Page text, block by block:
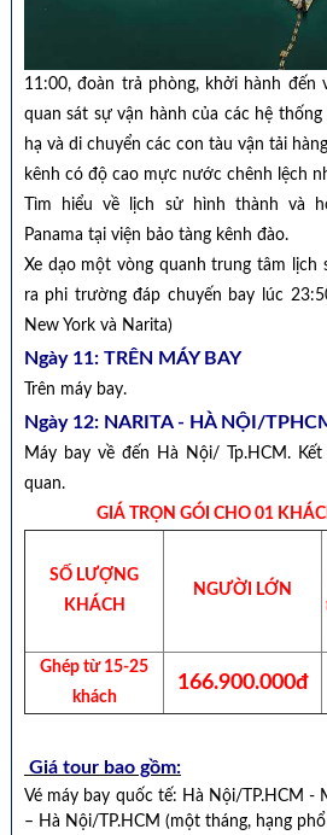
11:00, đoàn trả phòng, khởi hành đến
quan sát sự vận hành của các hệ
hạ và di chuyển các con tàu vận tải
kênh có độ cao mực nước chênh lệch
Tìm hiểu về lịch sử hình thành và
Panama tại viện bảo tàng kênh đào.
Xe dạo một vòng quanh trung tâm lịch
ra phi trường đáp chuyến bay lúc
New York và Narita)
Ngày 11: TRÊN MÁY BAY
Trên máy bay.
Ngày 12: NARITA - HÀ NỘI/
Máy bay về đến Hà Nội/ Tp.HCM.
quan.
GIÁ TRỌN GÓI CHO 01
SỐ LƯỢNG
KHÁCH
NGƯỜI LỚN
Ghép từ 15-25
khách
166.900.000đ
Giá tour bao gồm:
Vé máy bay quốc tế: Hà Nội/TP.HCM -
– Hà Nội/TP.HCM (một tháng, hạng